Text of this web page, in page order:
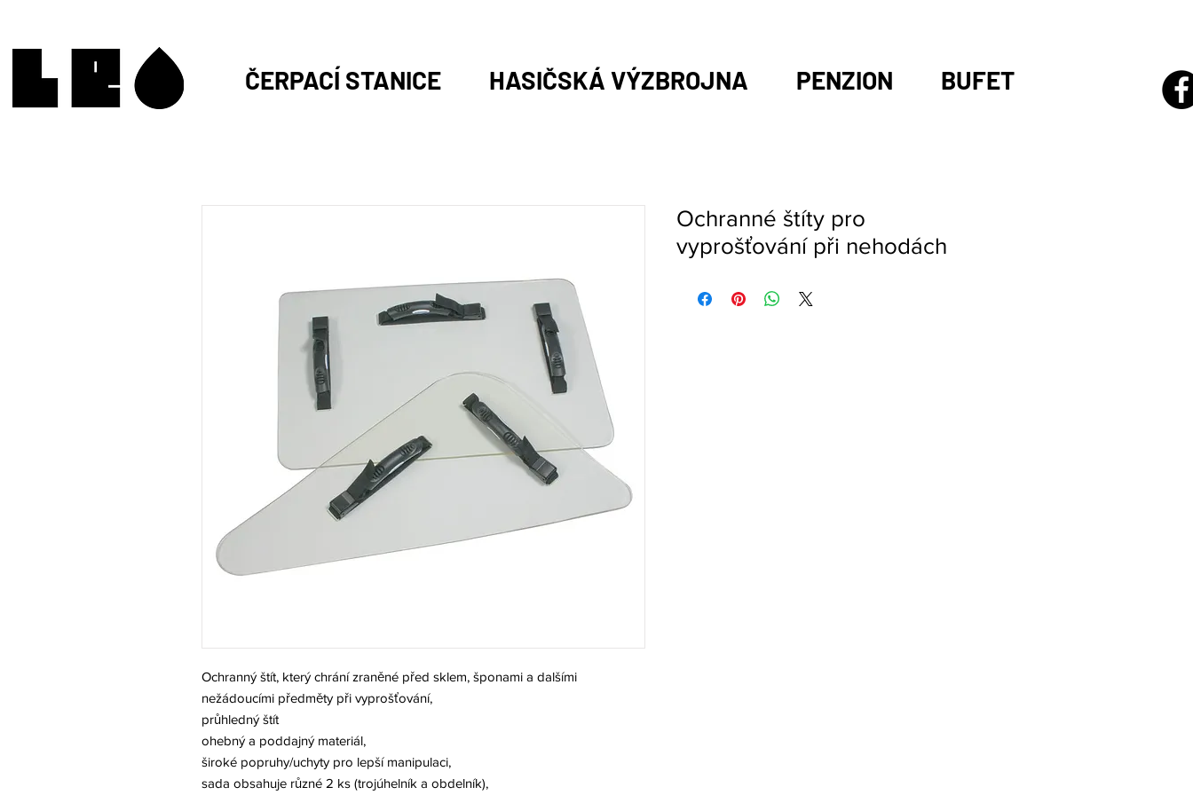
ČERPACÍ STANICE HASIČSKÁ VÝZBROJNA PENZION BUFET
Ochranný štít, který chrání zraněné před sklem, šponami a dalšími
nežádoucími předměty při vyprošťování,
průhledný štít
ohebný a poddajný materiál,
široké popruhy/uchyty pro lepší manipulaci,
sada obsahuje různé 2 ks (trojúhelník a obdelník),
Ochranné štíty pro
vyprošťování při nehodách